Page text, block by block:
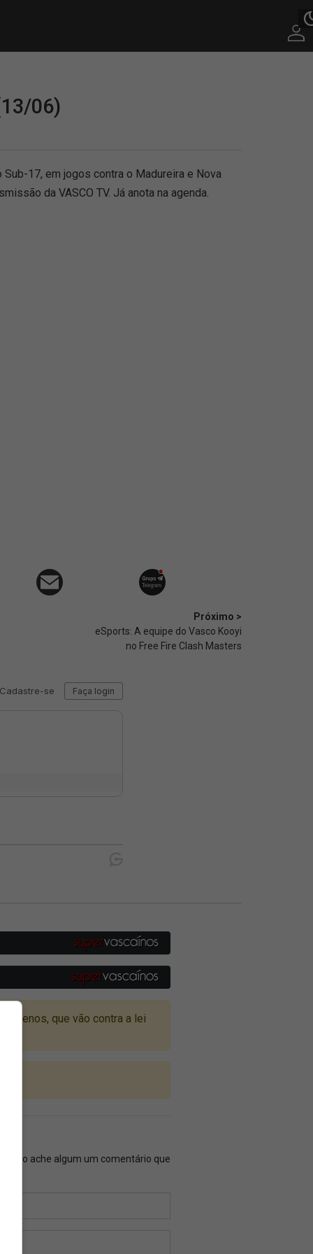
06)
17, em jogos contra o Madureira e Nova
da VASCO TV. Já anota na agenda.
Próximo >
eSports: A equipe do Vasco Kooyi
no Free Fire Clash Masters